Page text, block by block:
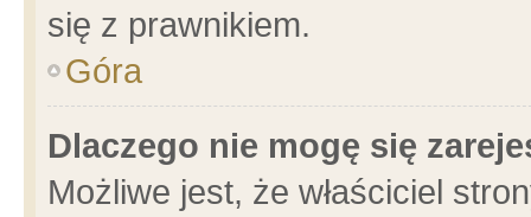
się z prawnikiem.
Góra
Dlaczego nie mogę się
Możliwe jest, że właściciel